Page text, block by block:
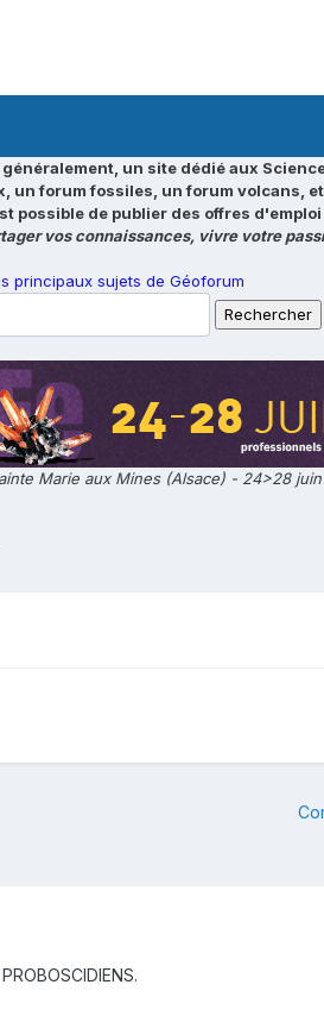
un site dédié aux
forum fossiles, un forum volcans,
de publier des offres
vos connaissances, vivre votre
principaux sujets de Géoforum
Marie aux Mines (Alsace) - 24>28